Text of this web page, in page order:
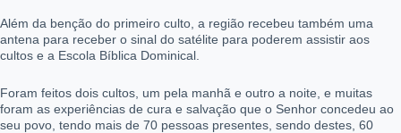
Além da benção do primeiro culto, a região recebeu também uma
antena para receber o sinal do satélite para poderem assistir aos
cultos e a Escola Bíblica Dominical.
Foram feitos dois cultos, um pela manhã e outro a noite, e muitas
foram as experiências de cura e salvação que o Senhor concedeu ao
seu povo, tendo mais de 70 pessoas presentes, sendo destes, 60